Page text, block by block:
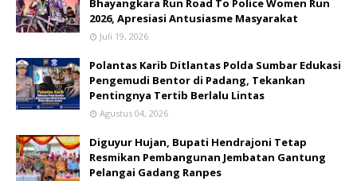
Bhayangkara Run Road To Police Women Run
2026, Apresiasi Antusiasme Masyarakat
Juli 19, 2026
Polantas Karib Ditlantas Polda Sumbar Edukasi
Pengemudi Bentor di Padang, Tekankan
Pentingnya Tertib Berlalu Lintas
Agustus 04, 2026
Diguyur Hujan, Bupati Hendrajoni Tetap
Resmikan Pembangunan Jembatan Gantung
Pelangai Gadang Ranpes